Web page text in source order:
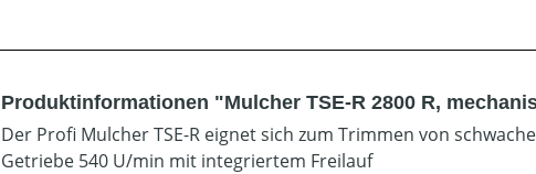
Produktinformationen "Mulcher TSE-R 2800 R,
Der Profi Mulcher TSE-R eignet sich zum Trimmen von
Getriebe 540 U/min mit integriertem Freilauf